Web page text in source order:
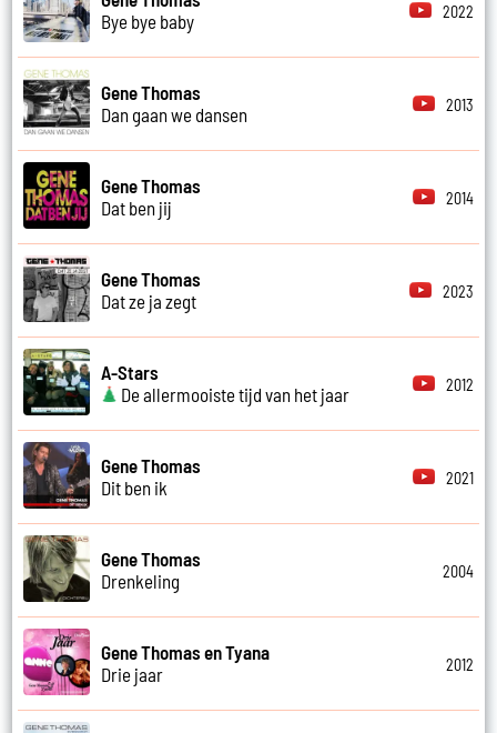
Bye bye baby
2022
Gene Thomas
Dan gaan we dansen
2013
Gene Thomas
Dat ben jij
2014
Gene Thomas
Dat ze ja zegt
2023
A-Stars
De allermooiste tijd van het jaar
2012
Gene Thomas
Dit ben ik
2021
Gene Thomas
Drenkeling
2004
Gene Thomas en Tyana
Drie jaar
2012